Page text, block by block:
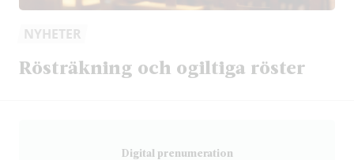
NYHETER
Rösträkning och ogiltiga röster
Digital prenumeration